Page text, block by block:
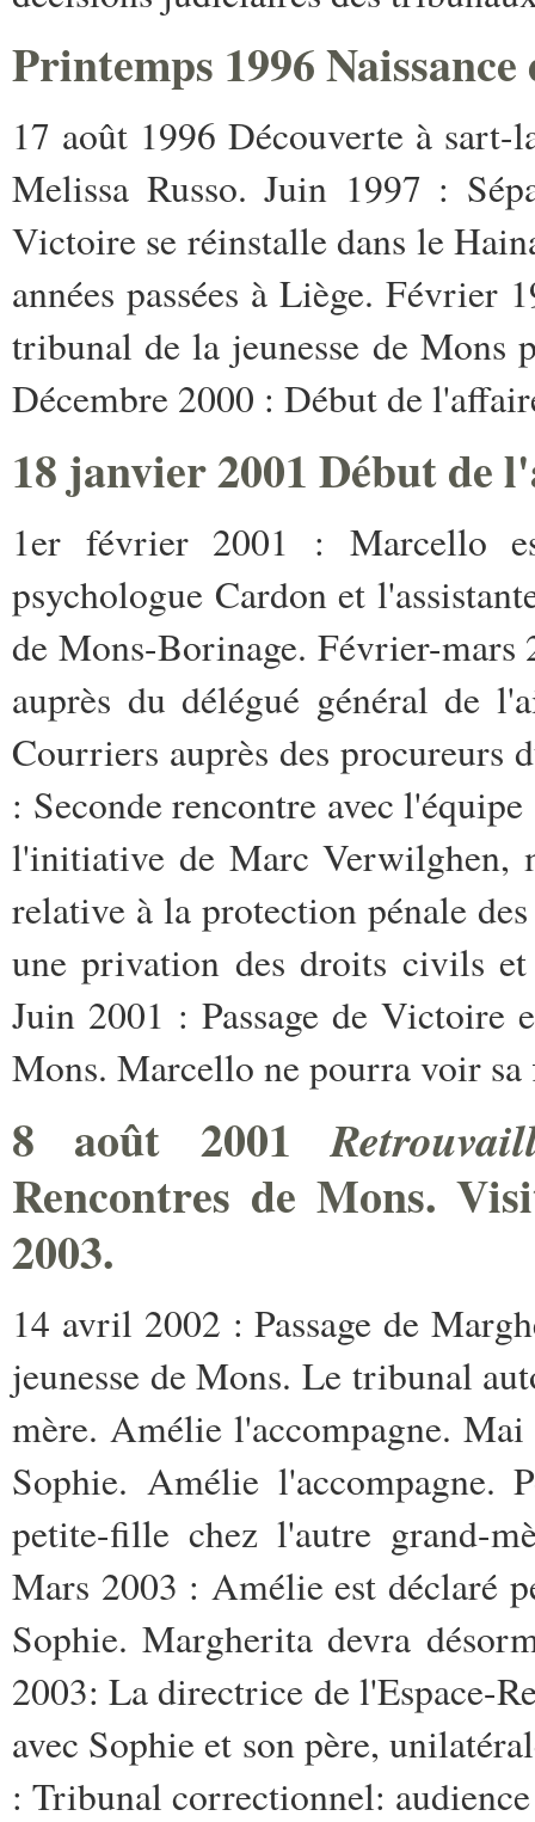
Printemps 1996 Naissance
17 août 1996 Découverte à
Melissa Russo. Juin 1997 :
Victoire se réinstalle dans le
années passées à Liège. Février
tribunal de la jeunesse de
Décembre 2000 : Début de
18 janvier 2001 Début de
1er février 2001 : Marcello
psychologue Cardon et
de Mons-Borinage. Février-
auprès du délégué général de
Courriers auprès des
: Seconde rencontre avec
l'initiative de Marc Verwilghen,
relative à la protection pénale
une privation des droits civils
Juin 2001 : Passage de Victoire
Mons. Marcello ne pourra voir sa
8 août 2001
Rencontres de Mons.
2003.
14 avril 2002 : Passage de
jeunesse de Mons. Le tribunal
mère. Amélie l'accompagne.
Sophie. Amélie l'accompagne.
petite-fille chez l'autre grand-
Mars 2003 : Amélie est déclaré
Sophie. Margherita devra
2003: La directrice de l'Espace-
avec Sophie et son père,
: Tribunal correctionnel: